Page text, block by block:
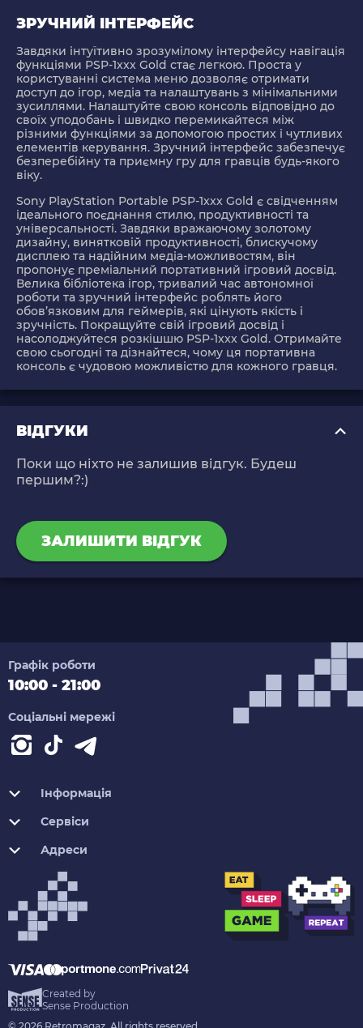
ЗРУЧНИЙ ІНТЕРФЕЙС
Завдяки інтуїтивно зрозумілому інтерфейсу навігація
функціями PSP-1xxx Gold стає легкою. Проста у
користуванні система меню дозволяє отримати
доступ до ігор, медіа та налаштувань з мінімальними
зусиллями. Налаштуйте свою консоль відповідно до
своїх уподобань і швидко перемикайтеся між
різними функціями за допомогою простих і чутливих
елементів керування. Зручний інтерфейс забезпечує
безперебійну та приємну гру для гравців будь-якого
віку.
Sony PlayStation Portable PSP-1xxx Gold є свідченням
ідеального поєднання стилю, продуктивності та
універсальності. Завдяки вражаючому золотому
дизайну, винятковій продуктивності, блискучому
дисплею та надійним медіа-можливостям, він
пропонує преміальний портативний ігровий досвід.
Велика бібліотека ігор, тривалий час автономної
роботи та зручний інтерфейс роблять його
обов’язковим для геймерів, які цінують якість і
зручність. Покращуйте свій ігровий досвід і
насолоджуйтеся розкішшю PSP-1xxx Gold. Отримайте
свою сьогодні та дізнайтеся, чому ця портативна
консоль є чудовою можливістю для кожного гравця.
ВІДГУКИ
Поки що ніхто не залишив відгук. Будеш
першим?:)
ЗАЛИШИТИ ВІДГУК
Графік роботи
10:00 - 21:00
Соціальні мережі
Інформація
Сервіси
Адреси
Created by
Sense Production